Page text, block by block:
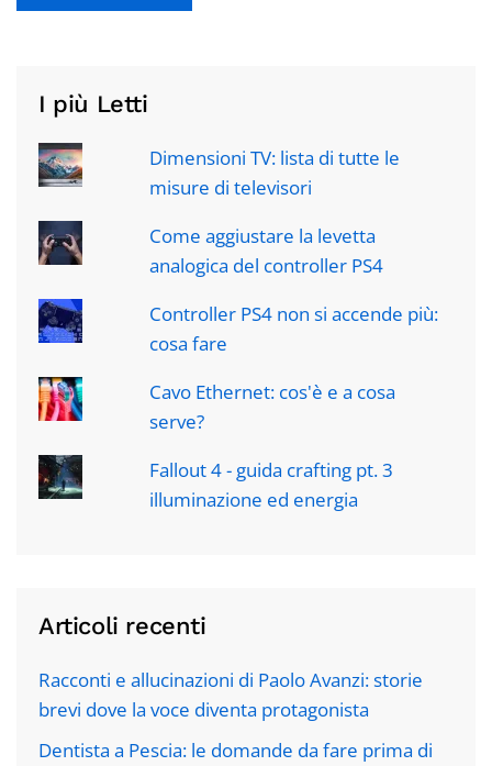
I più Letti
Dimensioni TV: lista di tutte le
misure di televisori
Come aggiustare la levetta
analogica del controller PS4
Controller PS4 non si accende più:
cosa fare
Cavo Ethernet: cos'è e a cosa
serve?
Fallout 4 - guida crafting pt. 3
illuminazione ed energia
Articoli recenti
Racconti e allucinazioni di Paolo Avanzi: storie
brevi dove la voce diventa protagonista
Dentista a Pescia: le domande da fare prima di